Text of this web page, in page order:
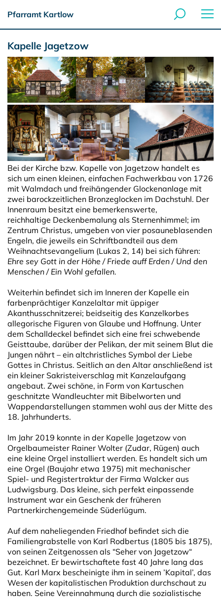
Pfarramt Kartlow
Kapelle Jagetzow
Bei der Kirche bzw. Kapelle von Jagetzow handelt es
sich um einen kleinen, einfachen Fachwerkbau von 1726
mit Walmdach und freihängender Glockenanlage mit
zwei barockzeitlichen Bronzeglocken im Dachstuhl. Der
Innenraum besitzt eine bemerkenswerte,
reichhaltige Deckenbemalung als Sternenhimmel; im
Zentrum Christus, umgeben von vier posauneblasenden
Engeln, die jeweils ein Schriftbandteil aus dem
Weihnachtsevangelium (Lukas 2, 14) bei sich führen:
Ehre sey Gott in der Höhe / Friede auff Erden / Und den
Menschen / Ein Wohl gefallen.
Weiterhin befindet sich im Inneren der Kapelle ein
farbenprächtiger Kanzelaltar mit üppiger
Akanthusschnitzerei; beidseitig des Kanzelkorbes
allegorische Figuren von Glaube und Hoffnung. Unter
dem Schalldeckel befindet sich eine frei schwebende
Geisttaube, darüber der Pelikan, der mit seinem Blut die
Jungen nährt – ein altchristliches Symbol der Liebe
Gottes in Christus. Seitlich an den Altar anschließend ist
ein kleiner Sakristeiverschlag mit Kanzelaufgang
angebaut. Zwei schöne, in Form von Kartuschen
geschnitzte Wandleuchter mit Bibelworten und
Wappendarstellungen stammen wohl aus der Mitte des
18. Jahrhunderts.
Im Jahr 2019 konnte in der Kapelle Jagetzow von
Orgelbaumeister Rainer Wolter (Zudar, Rügen) auch
eine kleine Orgel installiert werden. Es handelt sich um
eine Orgel (Baujahr etwa 1975) mit mechanischer
Spiel- und Registertraktur der Firma Walcker aus
Ludwigsburg. Das kleine, sich perfekt einpassende
Instrument war ein Geschenk der früheren
Partnerkirchengemeinde Süderlügum.
Auf dem naheliegenden Friedhof befindet sich die
Familiengrabstelle von Karl Rodbertus (1805 bis 1875),
von seinen Zeitgenossen als “Seher von Jagetzow“
bezeichnet. Er bewirtschaftete fast 40 Jahre lang das
Gut. Karl Marx bescheinigte ihm in seinem ’Kapital’, das
Wesen der kapitalistischen Produktion durchschaut zu
haben. Seine Vereinnahmung durch die sozialistische